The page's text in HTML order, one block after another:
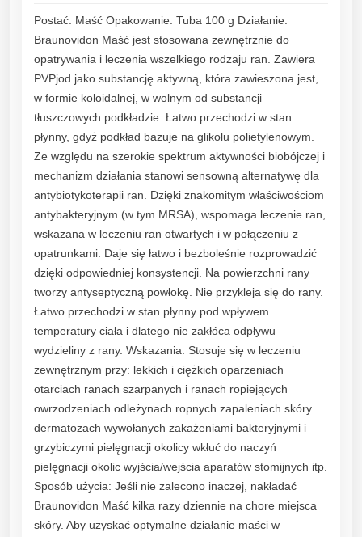
Postać: Maść Opakowanie: Tuba 100 g Działanie:
Braunovidon Maść jest stosowana zewnętrznie do
opatrywania i leczenia wszelkiego rodzaju ran. Zawiera
PVPjod jako substancję aktywną, która zawieszona jest,
w formie koloidalnej, w wolnym od substancji
tłuszczowych podkładzie. Łatwo przechodzi w stan
płynny, gdyż podkład bazuje na glikolu polietylenowym.
Ze względu na szerokie spektrum aktywności biobójczej i
mechanizm działania stanowi sensowną alternatywę dla
antybiotykoterapii ran. Dzięki znakomitym właściwościom
antybakteryjnym (w tym MRSA), wspomaga leczenie ran,
wskazana w leczeniu ran otwartych i w połączeniu z
opatrunkami. Daje się łatwo i bezboleśnie rozprowadzić
dzięki odpowiedniej konsystencji. Na powierzchni rany
tworzy antyseptyczną powłokę. Nie przykleja się do rany.
Łatwo przechodzi w stan płynny pod wpływem
temperatury ciała i dlatego nie zakłóca odpływu
wydzieliny z rany. Wskazania: Stosuje się w leczeniu
zewnętrznym przy: lekkich i ciężkich oparzeniach
otarciach ranach szarpanych i ranach ropiejących
owrzodzeniach odleżynach ropnych zapaleniach skóry
dermatozach wywołanych zakażeniami bakteryjnymi i
grzybiczymi pielęgnacji okolicy wkłuć do naczyń
pielęgnacji okolic wyjścia/wejścia aparatów stomijnych itp.
Sposób użycia: Jeśli nie zalecono inaczej, nakładać
Braunovidon Maść kilka razy dziennie na chore miejsca
skóry. Aby uzyskać optymalne działanie maści w